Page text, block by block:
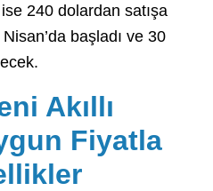
240 dolardan satışa
başladı ve 30
Akıllı
Fiyatla